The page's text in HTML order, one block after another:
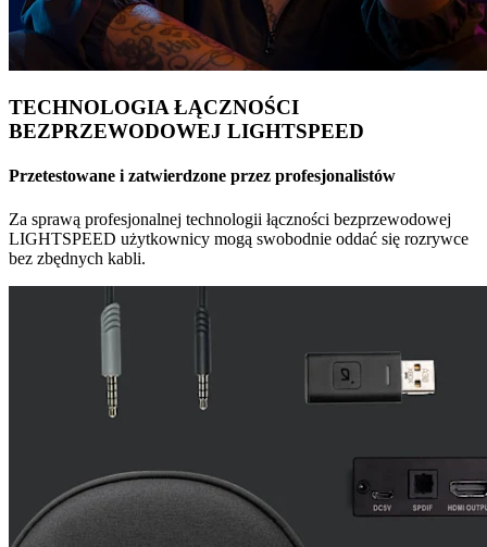
TECHNOLOGIA ŁĄCZNOŚCI
BEZPRZEWODOWEJ LIGHTSPEED
Przetestowane i zatwierdzone przez profesjonalistów
Za sprawą profesjonalnej technologii łączności bezprzewodowej
LIGHTSPEED użytkownicy mogą swobodnie oddać się rozrywce
bez zbędnych kabli.